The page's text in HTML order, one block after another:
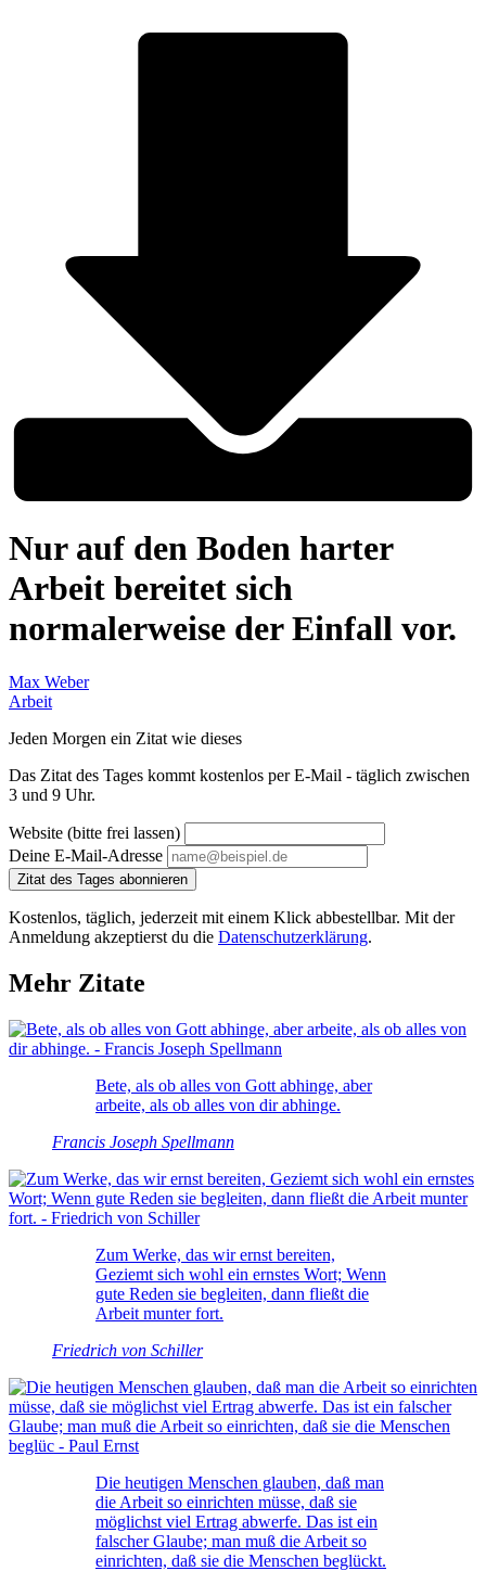
Nur auf den Boden harter
Arbeit bereitet sich
normalerweise der Einfall vor.
Max Weber
Arbeit
Jeden Morgen ein Zitat wie dieses
Das Zitat des Tages kommt kostenlos per E-Mail - täglich zwischen
3 und 9 Uhr.
Website (bitte frei lassen)
Deine E-Mail-Adresse
Zitat des Tages abonnieren
Kostenlos, täglich, jederzeit mit einem Klick abbestellbar. Mit der
Anmeldung akzeptierst du die Datenschutzerklärung.
Mehr Zitate
Bete, als ob alles von Gott abhinge, aber
arbeite, als ob alles von dir abhinge.
Francis Joseph Spellmann
Zum Werke, das wir ernst bereiten,
Geziemt sich wohl ein ernstes Wort; Wenn
gute Reden sie begleiten, dann fließt die
Arbeit munter fort.
Friedrich von Schiller
Die heutigen Menschen glauben, daß man
die Arbeit so einrichten müsse, daß sie
möglichst viel Ertrag abwerfe. Das ist ein
falscher Glaube; man muß die Arbeit so
einrichten, daß sie die Menschen beglückt.